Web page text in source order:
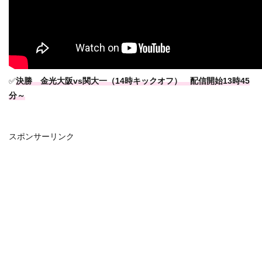
✅決勝 金光大阪vs関大一（14時キックオフ） 配信開始13時45
分～
スポンサーリンク